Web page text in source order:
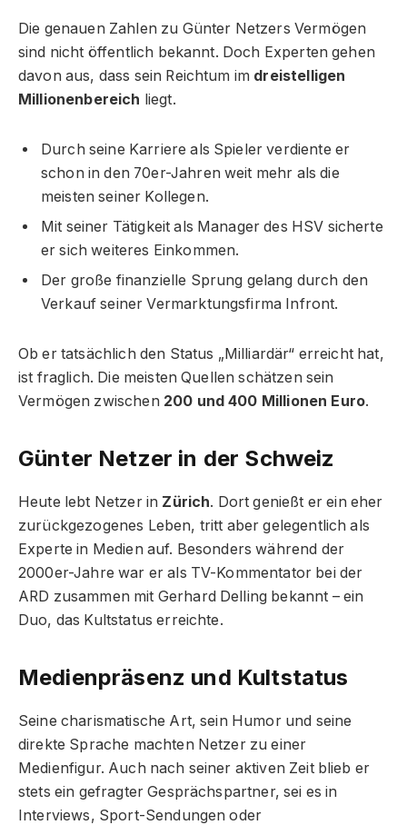
Die genauen Zahlen zu Günter Netzers Vermögen
sind nicht öffentlich bekannt. Doch Experten gehen
davon aus, dass sein Reichtum im dreistelligen
Millionenbereich liegt.
Durch seine Karriere als Spieler verdiente er
schon in den 70er-Jahren weit mehr als die
meisten seiner Kollegen.
Mit seiner Tätigkeit als Manager des HSV sicherte
er sich weiteres Einkommen.
Der große finanzielle Sprung gelang durch den
Verkauf seiner Vermarktungsfirma Infront.
Ob er tatsächlich den Status „Milliardär“ erreicht hat,
ist fraglich. Die meisten Quellen schätzen sein
Vermögen zwischen 200 und 400 Millionen Euro.
Günter Netzer in der Schweiz
Heute lebt Netzer in Zürich. Dort genießt er ein eher
zurückgezogenes Leben, tritt aber gelegentlich als
Experte in Medien auf. Besonders während der
2000er-Jahre war er als TV-Kommentator bei der
ARD zusammen mit Gerhard Delling bekannt – ein
Duo, das Kultstatus erreichte.
Medienpräsenz und Kultstatus
Seine charismatische Art, sein Humor und seine
direkte Sprache machten Netzer zu einer
Medienfigur. Auch nach seiner aktiven Zeit blieb er
stets ein gefragter Gesprächspartner, sei es in
Interviews, Sport-Sendungen oder